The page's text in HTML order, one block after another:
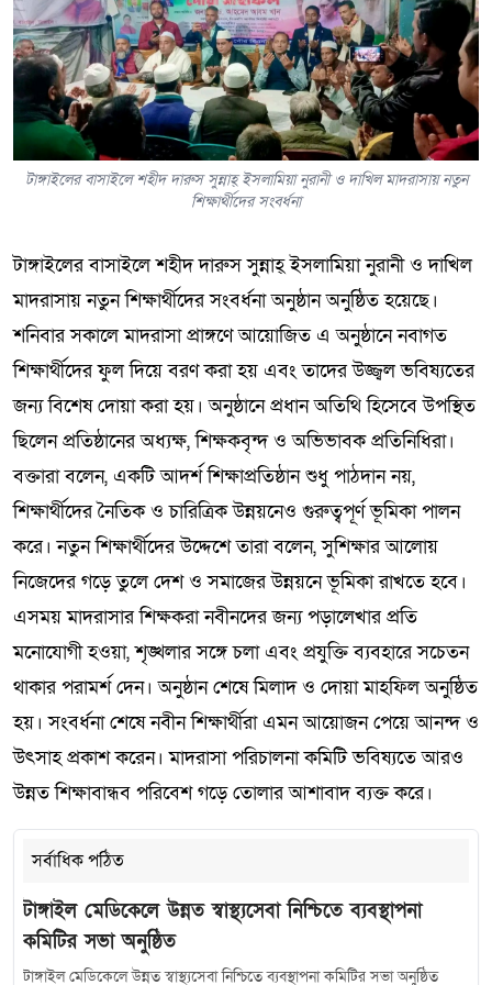
টাঙ্গাইলের বাসাইলে শহীদ দারুস সুন্নাহ্ ইসলামিয়া নুরানী ও দাখিল মাদরাসায় নতুন
শিক্ষার্থীদের সংবর্ধনা
টাঙ্গাইলের বাসাইলে শহীদ দারুস সুন্নাহ্ ইসলামিয়া নুরানী ও দাখিল
মাদরাসায় নতুন শিক্ষার্থীদের সংবর্ধনা অনুষ্ঠান অনুষ্ঠিত হয়েছে।
শনিবার সকালে মাদরাসা প্রাঙ্গণে আয়োজিত এ অনুষ্ঠানে নবাগত
শিক্ষার্থীদের ফুল দিয়ে বরণ করা হয় এবং তাদের উজ্জ্বল ভবিষ্যতের
জন্য বিশেষ দোয়া করা হয়। অনুষ্ঠানে প্রধান অতিথি হিসেবে উপস্থিত
ছিলেন প্রতিষ্ঠানের অধ্যক্ষ, শিক্ষকবৃন্দ ও অভিভাবক প্রতিনিধিরা।
বক্তারা বলেন, একটি আদর্শ শিক্ষাপ্রতিষ্ঠান শুধু পাঠদান নয়,
শিক্ষার্থীদের নৈতিক ও চারিত্রিক উন্নয়নেও গুরুত্বপূর্ণ ভূমিকা পালন
করে। নতুন শিক্ষার্থীদের উদ্দেশে তারা বলেন, সুশিক্ষার আলোয়
নিজেদের গড়ে তুলে দেশ ও সমাজের উন্নয়নে ভূমিকা রাখতে হবে।
এসময় মাদরাসার শিক্ষকরা নবীনদের জন্য পড়ালেখার প্রতি
মনোযোগী হওয়া, শৃঙ্খলার সঙ্গে চলা এবং প্রযুক্তি ব্যবহারে সচেতন
থাকার পরামর্শ দেন। অনুষ্ঠান শেষে মিলাদ ও দোয়া মাহফিল অনুষ্ঠিত
হয়। সংবর্ধনা শেষে নবীন শিক্ষার্থীরা এমন আয়োজন পেয়ে আনন্দ ও
উৎসাহ প্রকাশ করেন। মাদরাসা পরিচালনা কমিটি ভবিষ্যতে আরও
উন্নত শিক্ষাবান্ধব পরিবেশ গড়ে তোলার আশাবাদ ব্যক্ত করে।
সর্বাধিক পঠিত
টাঙ্গাইল মেডিকেলে উন্নত স্বাস্থ্যসেবা নিশ্চিতে ব্যবস্থাপনা
কমিটির সভা অনুষ্ঠিত
টাঙ্গাইল মেডিকেলে উন্নত স্বাস্থ্যসেবা নিশ্চিতে ব্যবস্থাপনা কমিটির সভা অনুষ্ঠিত